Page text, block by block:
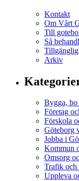
Kontakt
Om Vårt
Till
Så
Arkiv
Bygga, bo
Företag
Förskola
Göteborg
Jobba i
Kommun
Omsorg
Trafik och
Uppleva